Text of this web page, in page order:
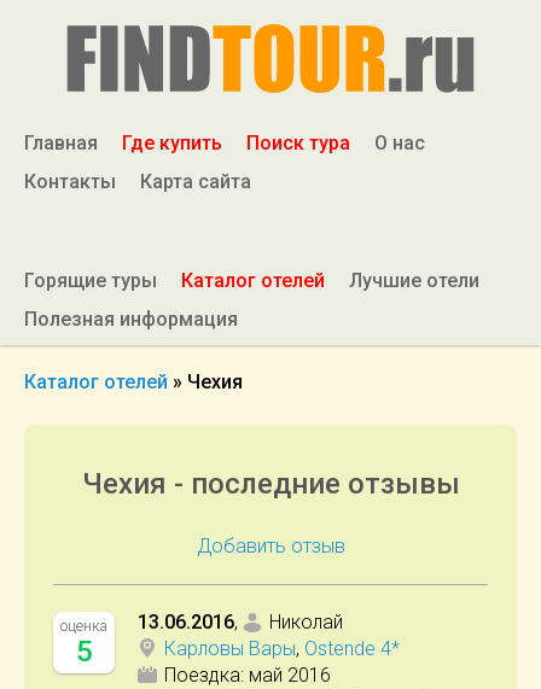
Главная Где купить Поиск тура
О нас
Контакты
Карта сайта
Горящие туры Каталог отелей
Лучшие отели
Полезная информация
Каталог отелей » Чехия
Чехия - последние отзывы
Добавить отзыв
оценка
5
13.06.2016,
Николай
Карловы Вары, Ostende 4*
Поездка: май 2016